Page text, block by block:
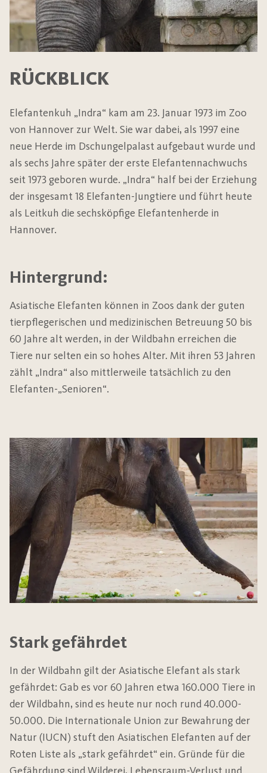
RÜCKBLICK
Elefantenkuh „Indra“ kam am 23. Januar 1973 im Zoo
von Hannover zur Welt. Sie war dabei, als 1997 eine
neue Herde im Dschungelpalast aufgebaut wurde und
als sechs Jahre später der erste Elefantennachwuchs
seit 1973 geboren wurde. „Indra“ half bei der Erziehung
der insgesamt 18 Elefanten-Jungtiere und führt heute
als Leitkuh die sechsköpfige Elefantenherde in
Hannover.
Hintergrund:
Asiatische Elefanten können in Zoos dank der guten
tierpflegerischen und medizinischen Betreuung 50 bis
60 Jahre alt werden, in der Wildbahn erreichen die
Tiere nur selten ein so hohes Alter. Mit ihren 53 Jahren
zählt „Indra“ also mittlerweile tatsächlich zu den
Elefanten-„Senioren“.
Stark gefährdet
In der Wildbahn gilt der Asiatische Elefant als stark
gefährdet: Gab es vor 60 Jahren etwa 160.000 Tiere in
der Wildbahn, sind es heute nur noch rund 40.000-
50.000. Die Internationale Union zur Bewahrung der
Natur (IUCN) stuft den Asiatischen Elefanten auf der
Roten Liste als „stark gefährdet“ ein. Gründe für die